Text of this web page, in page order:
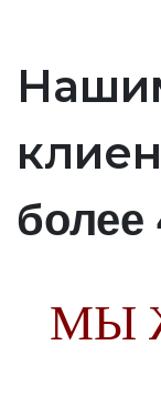
более
МЫ